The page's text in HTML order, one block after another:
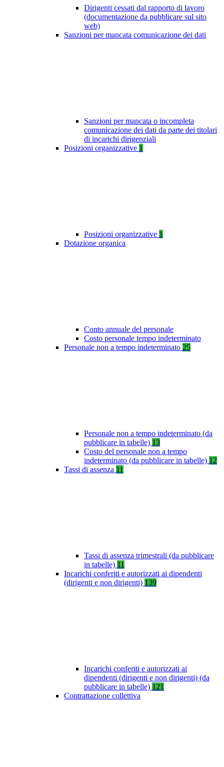
Dirigenti cessati dal rapporto di lavoro
(documentazione da pubblicare sul sito
web)
Sanzioni per mancata comunicazione dei dati
Sanzioni per mancata o incompleta
comunicazione dei dati da parte dei titolari
di incarichi dirigenziali
Posizioni organizzative 1
Posizioni organizzative 1
Dotazione organica
Conto annuale del personale
Costo personale tempo indeterminato
Personale non a tempo indeterminato 25
Personale non a tempo indeterminato (da
pubblicare in tabelle) 13
Costo del personale non a tempo
indeterminato (da pubblicare in tabelle) 12
Tassi di assenza 11
Tassi di assenza trimestrali (da pubblicare
in tabelle) 11
Incarichi conferiti e autorizzati ai dipendenti
(dirigenti e non dirigenti) 139
Incarichi conferiti e autorizzati ai
dipendenti (dirigenti e non dirigenti) (da
pubblicare in tabelle) 121
Contrattazione collettiva